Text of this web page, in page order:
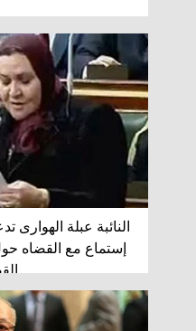
النائبة عبلة
إستماع مع القضاه